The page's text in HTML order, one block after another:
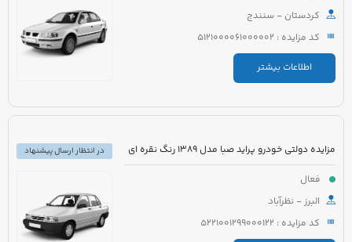
کردستان - سنندج
کد مزایده : 5121000061000002
اطلاعات بیشتر
مزایده دولتی خودرو پراید صبا مدل 1389 رنگ نقره ای
فعال
البرز - نظرآباد
کد مزایده : 5221001299000122
در انتظار ارسال پیشنهاد